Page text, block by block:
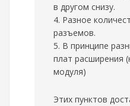
в другом снизу.
4. Разное
разъемов.
5. В принципе
плат расширения
модуля)
Этих пунктов